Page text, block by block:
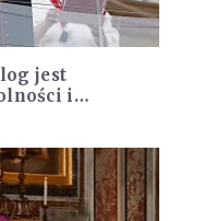
jest
i